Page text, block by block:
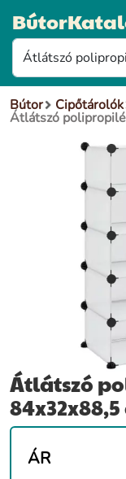
Bútor Cipőtárolók
Átlátszó
Átlátszó
84x32x88,5
ÁR